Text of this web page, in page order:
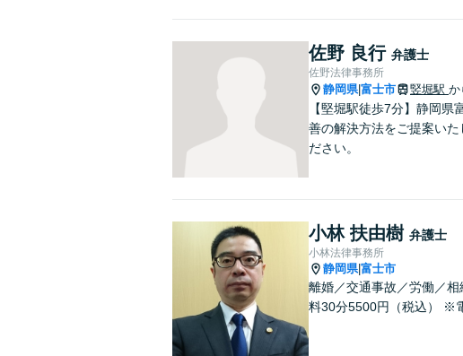
佐野 良行 弁護士
佐野法律事務所
静岡県|富士市 竪堀駅 か
【堅堀駅徒歩7分】静岡
善の解決方法をご提案い
ださい。
小林 扶由樹 弁護士
小林法律事務所
静岡県|富士市
離婚／交通事故／労働／
料30分5500円（税込） ※